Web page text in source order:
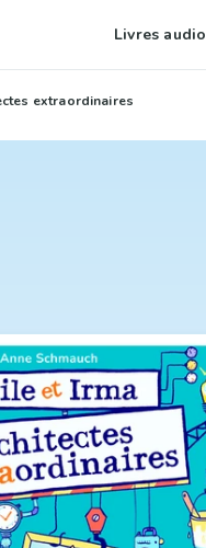
Livres audio
extraordinaires